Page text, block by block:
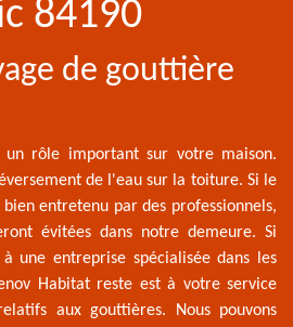
84190
de gouttière
un rôle important sur votre maison.
de l'eau sur la toiture. Si le
entretenu par des professionnels,
évitées dans notre demeure. Si
une entreprise spécialisée dans les
Habitat reste est à votre service
aux gouttières. Nous pouvons